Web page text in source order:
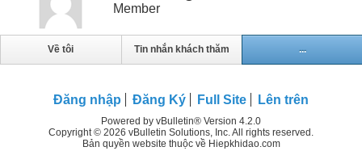
Member
Về tôi Tin nhắn khách thăm ...
Đăng nhập Đăng Ký Full Site Lên trên
Powered by vBulletin® Version 4.2.0
Copyright © 2026 vBulletin Solutions, Inc. All rights reserved.
Bản quyền website thuộc về Hiepkhidao.com